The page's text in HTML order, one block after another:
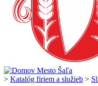
> Katalóg firiem a služieb >